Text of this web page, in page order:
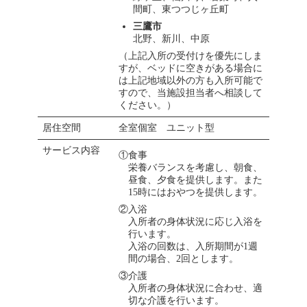
間町、東つつじヶ丘町
三鷹市
北野、新川、中原
（上記入所の受付けを優先にしま
すが、ベッドに空きがある場合に
は上記地域以外の方も入所可能で
すので、当施設担当者へ相談して
ください。）
居住空間 全室個室 ユニット型
サービス内容
①食事
栄養バランスを考慮し、朝食、
昼食、夕食を提供します。また
15時にはおやつを提供します。
②入浴
入所者の身体状況に応じ入浴を
行います。
入浴の回数は、入所期間が1週
間の場合、2回とします。
③介護
入所者の身体状況に合わせ、適
切な介護を行います。